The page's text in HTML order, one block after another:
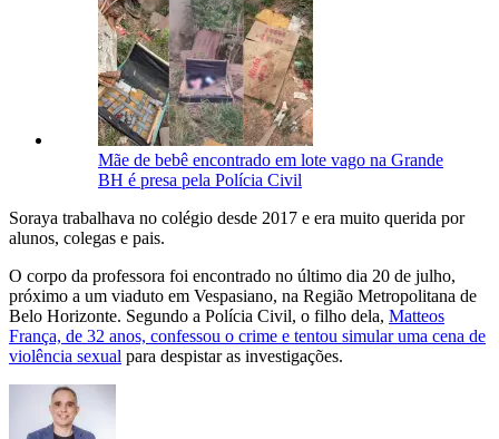
Mãe de bebê encontrado em lote vago na Grande
BH é presa pela Polícia Civil
Soraya trabalhava no colégio desde 2017 e era muito querida por
alunos, colegas e pais.
O corpo da professora foi encontrado no último dia 20 de julho,
próximo a um viaduto em Vespasiano, na Região Metropolitana de
Belo Horizonte. Segundo a Polícia Civil, o filho dela, Matteos
França, de 32 anos, confessou o crime e tentou simular uma cena de
violência sexual para despistar as investigações.